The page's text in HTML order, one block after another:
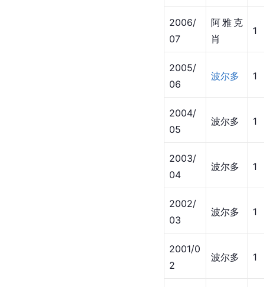
2006/
07
阿雅克
肖
1
2005/
06
波尔多 1
2004/
05
波尔多 1
2003/
04
波尔多 1
2002/
03
波尔多 1
2001/0
2
波尔多 1